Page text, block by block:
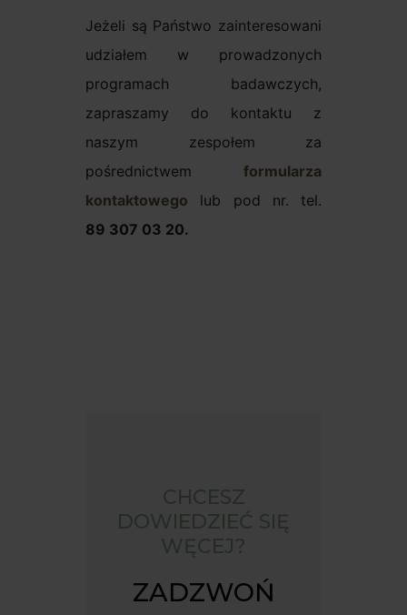
Jeżeli są Państwo zainteresowani
udziałem w prowadzonych
programach badawczych,
zapraszamy do kontaktu z
naszym zespołem za
pośrednictwem formularza
kontaktowego lub pod nr. tel.
89 307 03 20.
CHCESZ
DOWIEDZIEĆ SIĘ
WĘCEJ?
ZADZWOŃ